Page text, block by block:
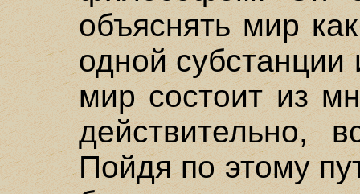
объяснять мир
одной субстанции
мир состоит из
действительно,
Пойдя по этому